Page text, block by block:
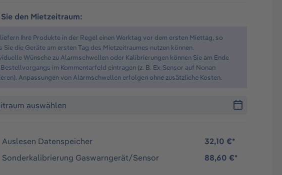
den Mietzeitraum:
Ihre Produkte in der Regel einen Werktag vor dem ersten Miettag, so
Sie die Geräte am ersten Tag des Mietzeitraumes nutzen können.
Wünsche zu Alarmschwellen oder Kalibrierungen können Sie am Ende
im Kommentarfeld eintragen (z. B. Ex-Sensor auf Nonan
Anpassungen von Alarmschwellen erfolgen ohne zusätzliche Kosten.
Auslesen Datenspeicher
32,10 €*
Sonderkalibrierung Gaswarngerät/Sensor
88,60 €*